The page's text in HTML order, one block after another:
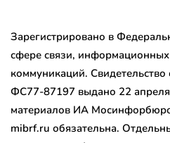
Зарегистрировано в
сфере связи,
коммуникаций.
ФС77-87197 выдано 22
материалов ИА
mibrf.ru обязательна.